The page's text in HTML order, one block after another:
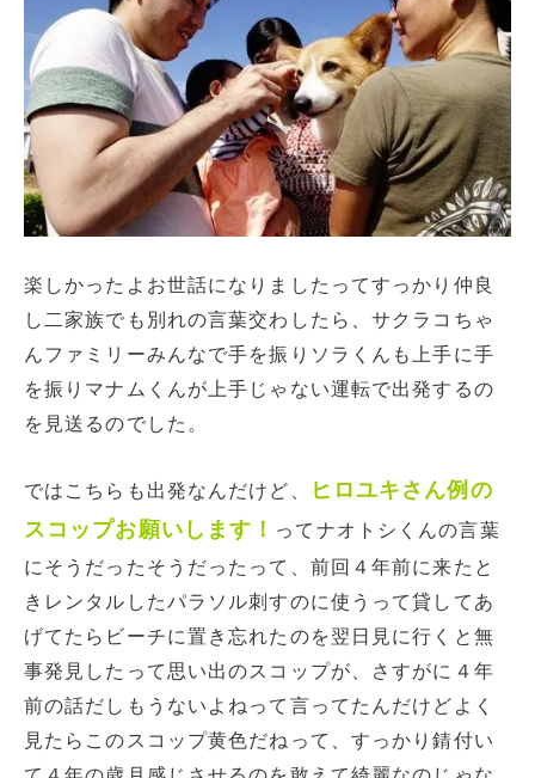
楽しかったよお世話になりましたってすっかり仲良
し二家族でも別れの言葉交わしたら、サクラコちゃ
んファミリーみんなで手を振りソラくんも上手に手
を振りマナムくんが上手じゃない運転で出発するの
を見送るのでした。
ではこちらも出発なんだけど、
ヒロユキさん例の
スコップお願いします！ ってナオトシくんの言葉
にそうだったそうだったって、前回４年前に来たと
きレンタルしたパラソル刺すのに使うって貸してあ
げてたらビーチに置き忘れたのを翌日見に行くと無
事発見したって思い出のスコップが、さすがに４年
前の話だしもうないよねって言ってたんだけどよく
見たらこのスコップ黄色だねって、すっかり錆付い